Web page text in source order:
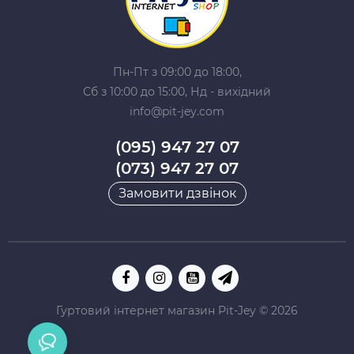
Пн-Пт з 09:00 до 18:00,
Сб з 10:00 до 15:00, Нд - вихідний
info@pit-jey.com
(095) 947 27 07
(073) 947 27 07
Замовити дзвінок
Гуртовий інтернет магазин Pit-Jey © 2026